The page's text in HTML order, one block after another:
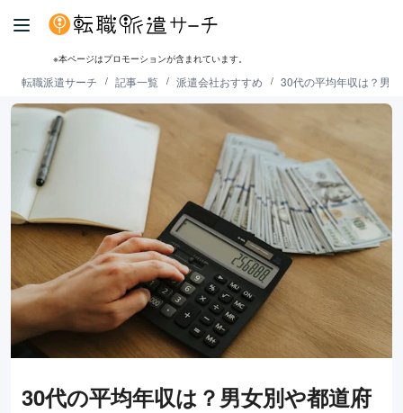
※本ページはプロモーションが含まれています。
転職派遣サーチ 記事一覧 派遣会社おすすめ 30代の平均年収は？男
30代の平均年収は？男女別や都道府